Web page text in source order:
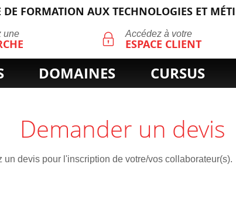
FORMATION AUX TECHNOLOGIES ET
une Accédez à votre
ESPACE CLIENT
DOMAINES CURSUS
Demander un devis
devis pour l'inscription de votre/vos collaborateur(s).